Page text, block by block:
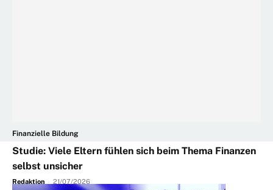
Finanzielle Bildung
Studie: Viele Eltern fühlen sich beim Thema Finanzen
selbst unsicher
Redaktion - 21/07/2026